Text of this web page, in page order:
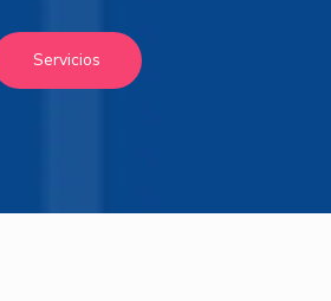
Servicios